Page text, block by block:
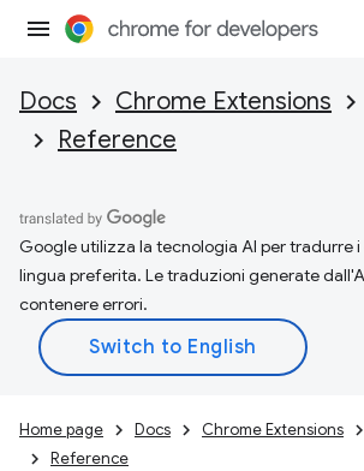
Docs Chrome Extensions
Reference
Google utilizza la tecnologia AI per tradurre
lingua preferita. Le traduzioni generate
contenere errori.
Home page Docs Chrome Extensions
Reference